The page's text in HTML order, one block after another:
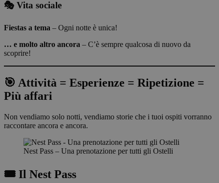
🎭 Vita sociale
Fiestas a tema – Ogni notte è unica!
… e molto altro ancora – C’è sempre qualcosa di nuovo da
scoprire!
🎯 Attività = Esperienze = Ripetizione =
Più affari
Non vendiamo solo notti, vendiamo storie che i tuoi ospiti vorranno
raccontare ancora e ancora.
Nest Pass – Una prenotazione per tutti gli Ostelli
🎟️ Il Nest Pass